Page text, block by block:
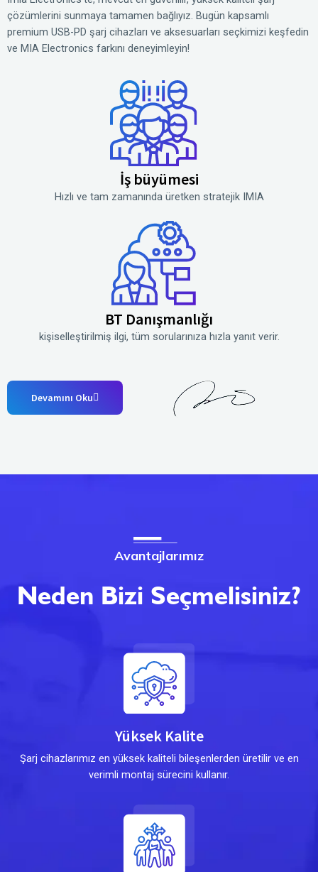
çözümlerini sunmaya tamamen bağlıyız. Bugün kapsamlı
premium USB-PD şarj cihazları ve aksesuarları seçkimizi keşfedin
ve MIA Electronics farkını deneyimleyin!
İş büyümesi
Hızlı ve tam zamanında üretken stratejik IMIA
BT Danışmanlığı
kişiselleştirilmiş ilgi, tüm sorularınıza hızla yanıt verir.
Devamını Oku
Avantajlarımız
Neden Bizi Seçmelisiniz?
Yüksek Kalite
Şarj cihazlarımız en yüksek kaliteli bileşenlerden üretilir ve en
verimli montaj sürecini kullanır.